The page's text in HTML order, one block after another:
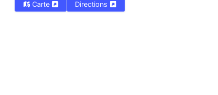
Carte Directions